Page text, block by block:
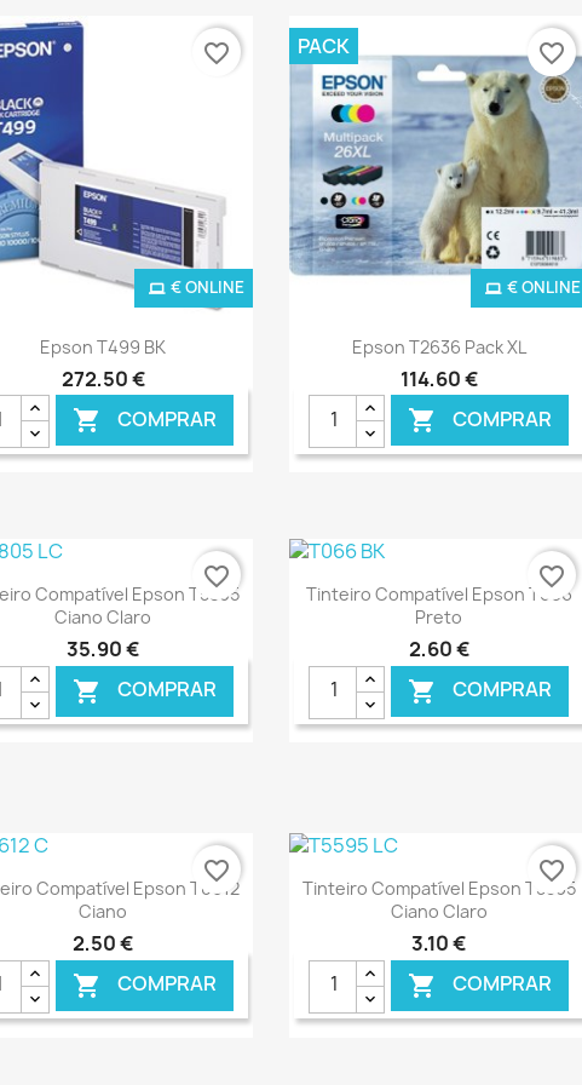
Ver+
Epson T499 BK
272,50 €
 COMPRAR
€ ONLINE
favorite_border
Ver+
Epson T2636 Pack XL
114,60 €
 COMPRAR
€ ONLINE
PACK
favorite_border
Ver+
Compatível Epson T5805
Ciano Claro
35,90 €
 COMPRAR
favorite_border Ver+
Tinteiro Compatível Epson T066
Preto
2,60 €
 COMPRAR
favorite_border
Ver+
Compatível Epson T0612
Ciano
2,50 €
 COMPRAR
favorite_border Ver+
Tinteiro Compatível Epson T5595
Ciano Claro
3,10 €
 COMPRAR
favorite_border